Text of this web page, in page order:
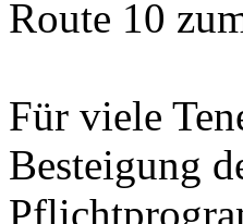
Route 10
Für viele
Besteigung